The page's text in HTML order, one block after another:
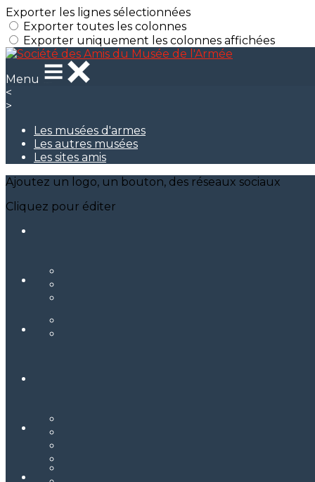
Exporter les lignes sélectionnées
Exporter toutes les colonnes
Exporter uniquement les colonnes affichées
Menu
<
>
Les musées d'armes
Les autres musées
Les sites amis
Ajoutez un logo, un bouton, des réseaux sociaux
Cliquez pour éditer